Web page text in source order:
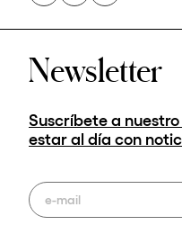
Newsletter
Suscríbete a
estar al día con